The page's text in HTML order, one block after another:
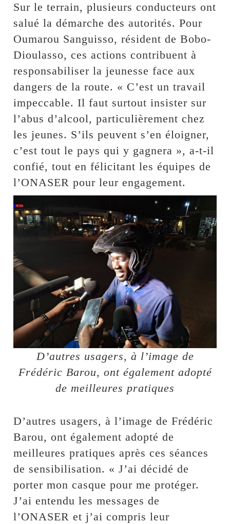
Sur le terrain, plusieurs conducteurs ont
salué la démarche des autorités. Pour
Oumarou Sanguisso, résident de Bobo-
Dioulasso, ces actions contribuent à
responsabiliser la jeunesse face aux
dangers de la route. « C’est un travail
impeccable. Il faut surtout insister sur
l’abus d’alcool, particulièrement chez
les jeunes. S’ils peuvent s’en éloigner,
c’est tout le pays qui y gagnera », a-t-il
confié, tout en félicitant les équipes de
l’ONASER pour leur engagement.
D’autres usagers, à l’image de
Frédéric Barou, ont également adopté
de meilleures pratiques
D’autres usagers, à l’image de Frédéric
Barou, ont également adopté de
meilleures pratiques après ces séances
de sensibilisation. « J’ai décidé de
porter mon casque pour me protéger.
J’ai entendu les messages de
l’ONASER et j’ai compris leur